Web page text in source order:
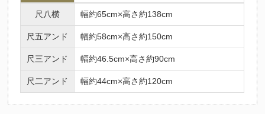
尺八横 幅約65cm×高さ約138cm
尺五アンド 幅約58cm×高さ約150cm
尺三アンド 幅約46.5cm×高さ約90cm
尺二アンド 幅約44cm×高さ約120cm